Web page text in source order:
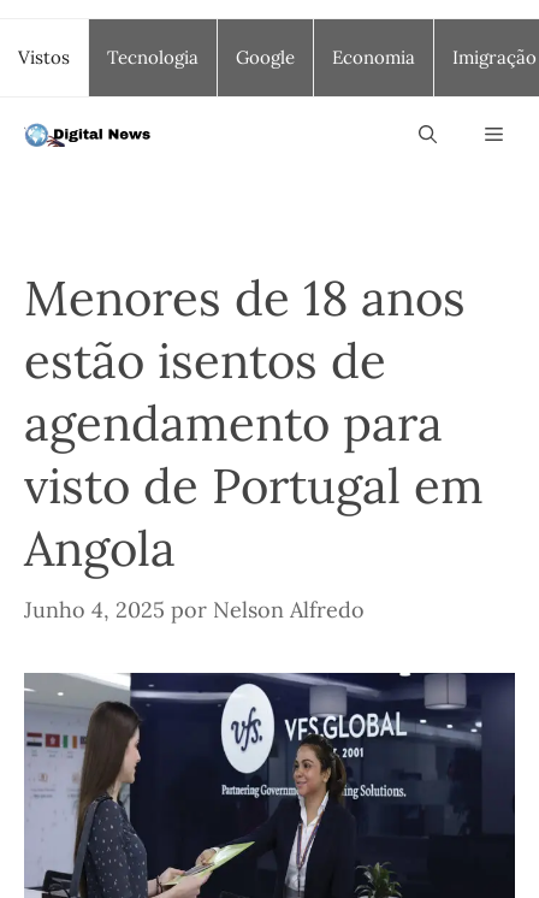
para
conteúdo
Vistos Tecnologia Google Economia Imigração
Menores de 18 anos
estão isentos de
agendamento para
visto de Portugal em
Angola
Junho 4, 2025 por Nelson Alfredo